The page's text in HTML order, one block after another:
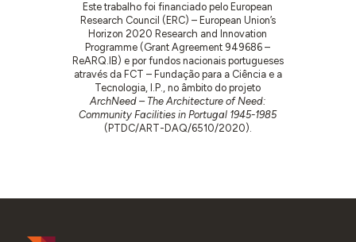
Este trabalho foi financiado pelo European
Research Council (ERC) – European Union’s
Horizon 2020 Research and Innovation
Programme (Grant Agreement 949686 –
ReARQ.IB) e por fundos nacionais portugueses
através da FCT – Fundação para a Ciência e a
Tecnologia, I.P., no âmbito do projeto
ArchNeed – The Architecture of Need:
Community Facilities in Portugal 1945-1985
(PTDC/ART-DAQ/6510/2020).